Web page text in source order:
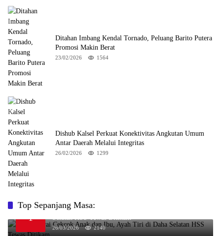
Ditahan Imbang Kendal Tornado, Peluang Barito Putera
Promosi Makin Berat
23/02/2026 1564
Dishub Kalsel Perkuat Konektivitas Angkutan Umum
Antar Daerah Melalui Integritas
26/02/2026 1299
Top Sepanjang Masa:
1
Niat Melerai Cekcok Anak dan Ibu, Ayah Tiri di Daha
26/03/2026 2140